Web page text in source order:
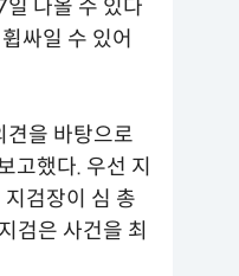
나올 수 있다
싸일 수 있어
견을 바탕으로
고했다. 우선 지
검장이 심 총
검은 사건을 최